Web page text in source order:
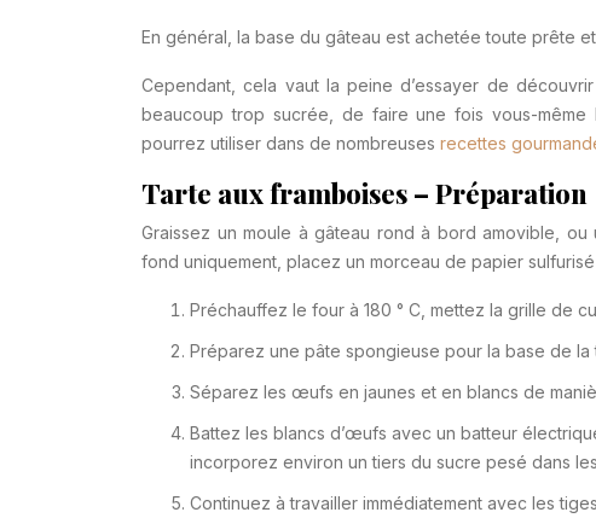
En général, la base du gâteau est achetée toute prête
Cependant, cela vaut la peine d’essayer de
beaucoup trop sucrée, de faire une fois vous-
pourrez utiliser dans de nombreuses recettes
Tarte aux framboises – Préparation
Graissez un moule à gâteau rond à bord amovible,
fond uniquement, placez un morceau de papier
Préchauffez le four à 180 ° C, mettez la grille de
Préparez une pâte spongieuse pour la base de la
Séparez les œufs en jaunes et en blancs de
Battez les blancs d’œufs avec un batteur
incorporez environ un tiers du sucre pesé dans
Continuez à travailler immédiatement avec les